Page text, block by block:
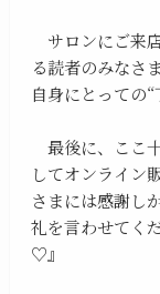
サロンにご来
る読者のみなさ
自身にとっての
最後に、ここ
してオンライン
さまには感謝し
礼を言わせてく
♡』